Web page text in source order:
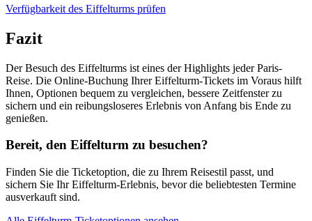
Verfügbarkeit des Eiffelturms prüfen
Fazit
Der Besuch des Eiffelturms ist eines der Highlights jeder Paris-
Reise. Die Online-Buchung Ihrer Eiffelturm-Tickets im Voraus hilft
Ihnen, Optionen bequem zu vergleichen, bessere Zeitfenster zu
sichern und ein reibungsloseres Erlebnis von Anfang bis Ende zu
genießen.
Bereit, den Eiffelturm zu besuchen?
Finden Sie die Ticketoption, die zu Ihrem Reisestil passt, und
sichern Sie Ihr Eiffelturm-Erlebnis, bevor die beliebtesten Termine
ausverkauft sind.